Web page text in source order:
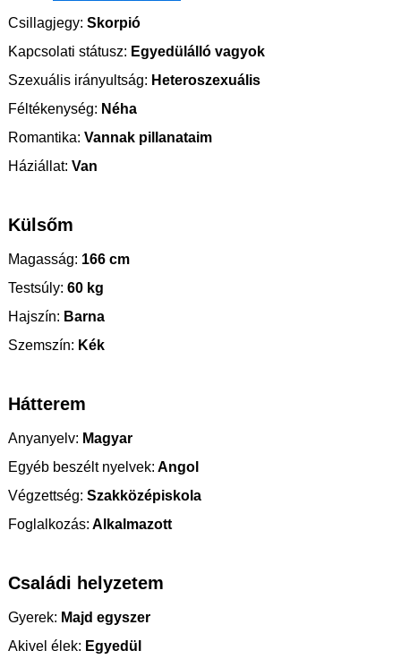
Csillagjegy: Skorpió
Kapcsolati státusz: Egyedülálló vagyok
Szexuális irányultság: Heteroszexuális
Féltékenység: Néha
Romantika: Vannak pillanataim
Háziállat: Van
Külsőm
Magasság: 166 cm
Testsúly: 60 kg
Hajszín: Barna
Szemszín: Kék
Hátterem
Anyanyelv: Magyar
Egyéb beszélt nyelvek: Angol
Végzettség: Szakközépiskola
Foglalkozás: Alkalmazott
Családi helyzetem
Gyerek: Majd egyszer
Akivel élek: Egyedül